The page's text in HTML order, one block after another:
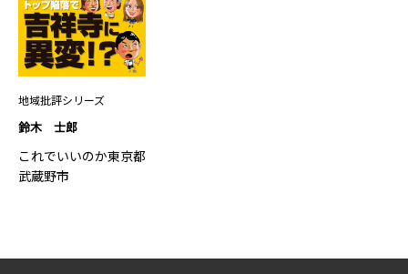
地域批評シリーズ
鈴木 士郎
これでいいのか東京都
武蔵野市